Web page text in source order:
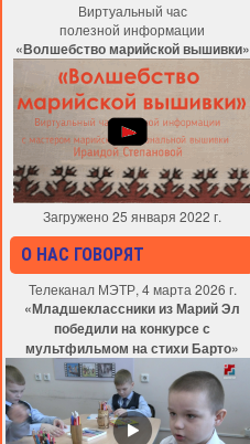
Виртуальный час
полезной информации
«Волшебство марийской вышивки»
Загружено 25 января 2022 г.
О НАС ГОВОРЯТ
Телеканал МЭТР, 4 марта 2026 г.
«Младшеклассники из Марий Эл
победили на конкурсе с
мультфильмом на стихи Барто»